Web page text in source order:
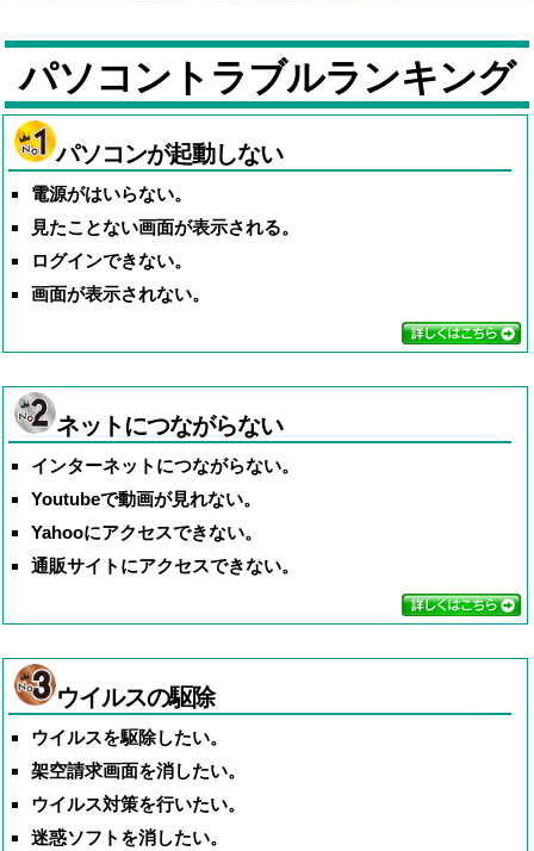
パソコントラブルランキング
パソコンが起動しない
電源がはいらない。
見たことない画面が表示される。
ログインできない。
画面が表示されない。
ネットにつながらない
インターネットにつながらない。
Youtubeで動画が見れない。
Yahooにアクセスできない。
通販サイトにアクセスできない。
ウイルスの駆除
ウイルスを駆除したい。
架空請求画面を消したい。
ウイルス対策を行いたい。
迷惑ソフトを消したい。